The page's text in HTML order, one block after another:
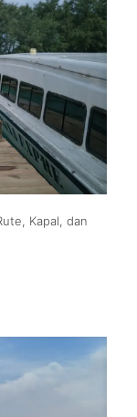
Kapal, dan